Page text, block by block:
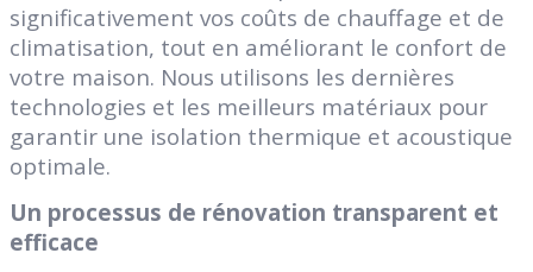
significativement vos coûts de chauffage et de
climatisation, tout en améliorant le confort de
votre maison. Nous utilisons les dernières
technologies et les meilleurs matériaux pour
garantir une isolation thermique et acoustique
optimale.
Un processus de rénovation transparent et
efficace